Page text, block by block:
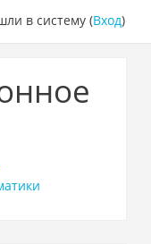
в систему (Вход)